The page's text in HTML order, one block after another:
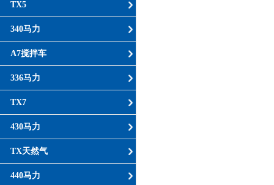
TX5
340马力
A7搅拌车
336马力
TX7
430马力
TX天然气
440马力